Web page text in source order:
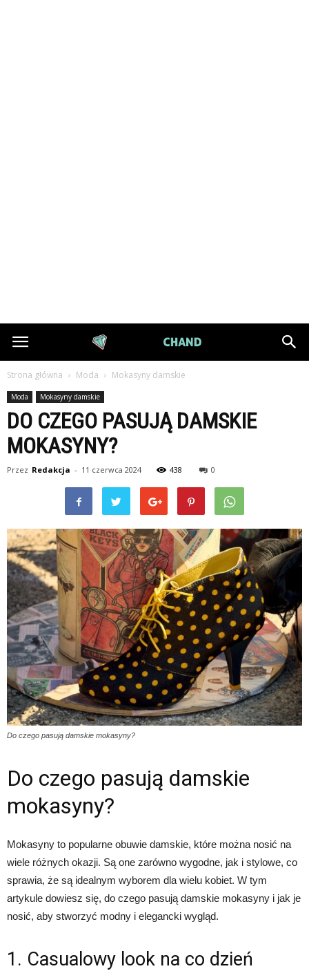
DiamondChand.pl
Strona główna Moda Mokasyny damskie
Moda Mokasyny damskie
DO CZEGO PASUJĄ DAMSKIE
MOKASYNY?
Przez Redakcja - 11 czerwca 2024 438 0
Do czego pasują damskie mokasyny?
Do czego pasują damskie
mokasyny?
Mokasyny to popularne obuwie damskie, które można nosić na
wiele różnych okazji. Są one zarówno wygodne, jak i stylowe, co
sprawia, że są idealnym wyborem dla wielu kobiet. W tym
artykule dowiesz się, do czego pasują damskie mokasyny i jak je
nosić, aby stworzyć modny i elegancki wygląd.
1. Casualowy look na co dzień